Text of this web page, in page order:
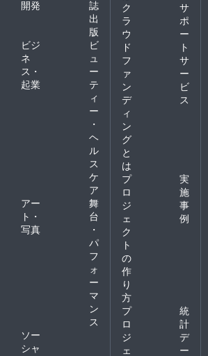
開発
誌
出
版
ビジ
ネ
ス・
起業
ビ
ュ
ー
テ
ィ
ー
・
ヘ
ル
ス
ケ
ア
アー
ト・
写真
舞
台
・
パ
フ
ォ
ー
マ
ン
ス
ソー
シャ
ク
ラ
ウ
ド
フ
ァ
ン
デ
ィ
ン
グ
と
は
サ
ポ
ー
ト
サ
ー
ビ
ス
プ
ロ
ジ
ェ
ク
ト
の
作
り
方
実
施
事
例
プ
ロ
ジ
ェ
統
計
デ
ー